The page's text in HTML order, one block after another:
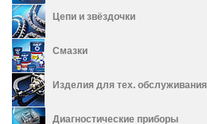
Цепи и звёздочки
Смазки
Изделия для тех. обслуживания
Диагностические приборы